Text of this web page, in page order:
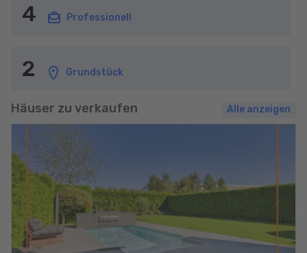
4 Professionell
2 Grundstück
Häuser zu verkaufen Alle anzeigen